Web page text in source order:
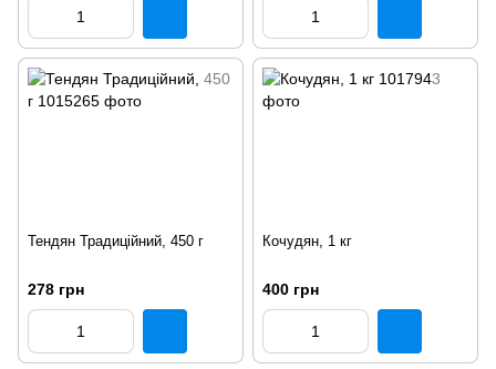
Тендян Традиційний, 450 г
278 грн
Кочудян, 1 кг
400 грн